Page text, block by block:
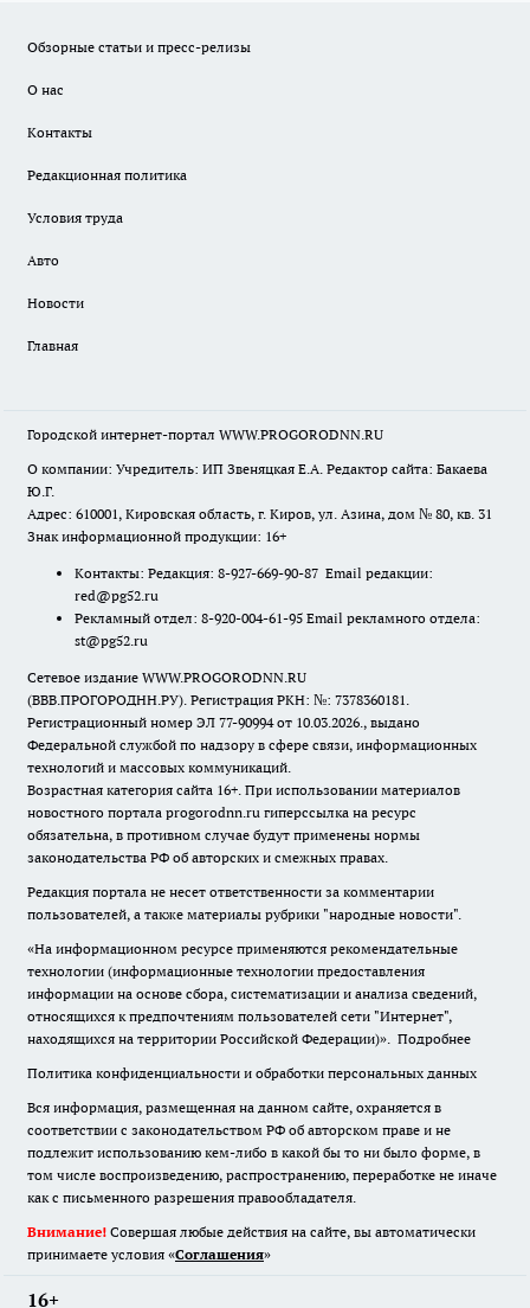
Обзорные статьи и пресс-релизы
О нас
Контакты
Редакционная политика
Условия труда
Авто
Новости
Главная
Городской интернет-портал WWW.PROGORODNN.RU
О компании: Учредитель: ИП Звеняцкая Е.А. Редактор сайта: Бакаева
Ю.Г.
Адрес: 610001, Кировская область, г. Киров, ул. Азина, дом № 80, кв. 31
Знак информационной продукции: 16+
Контакты: Редакция: 8-927-669-90-87 Email редакции:
red@pg52.ru
Рекламный отдел: 8-920-004-61-95 Email рекламного отдела:
st@pg52.ru
Сетевое издание WWW.PROGORODNN.RU
(ВВВ.ПРОГОРОДНН.РУ). Регистрация РКН: №: 7378360181.
Регистрационный номер ЭЛ 77-90994 от 10.03.2026., выдано
Федеральной службой по надзору в сфере связи, информационных
технологий и массовых коммуникаций.
Возрастная категория сайта 16+. При использовании материалов
новостного портала progorodnn.ru гиперссылка на ресурс
обязательна, в противном случае будут применены нормы
законодательства РФ об авторских и смежных правах.
Редакция портала не несет ответственности за комментарии
пользователей, а также материалы рубрики "народные новости".
«На информационном ресурсе применяются рекомендательные
технологии (информационные технологии предоставления
информации на основе сбора, систематизации и анализа сведений,
относящихся к предпочтениям пользователей сети "Интернет",
находящихся на территории Российской Федерации)». Подробнее
Политика конфиденциальности и обработки персональных данных
Вся информация, размещенная на данном сайте, охраняется в
соответствии с законодательством РФ об авторском праве и не
подлежит использованию кем-либо в какой бы то ни было форме, в
том числе воспроизведению, распространению, переработке не иначе
как с письменного разрешения правообладателя.
Внимание! Совершая любые действия на сайте, вы автоматически
принимаете условия «Cоглашения»
16+